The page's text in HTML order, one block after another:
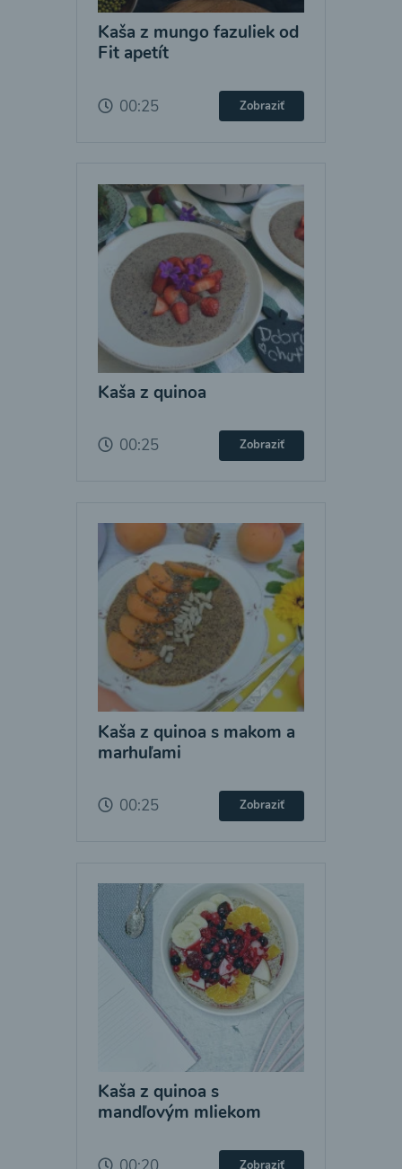
Kaša z mungo fazuliek od
Fit apetít
00:25 Zobraziť
Kaša z quinoa
00:25 Zobraziť
Kaša z quinoa s makom a
marhuľami
00:25 Zobraziť
Kaša z quinoa s
mandľovým mliekom
Zobraziť